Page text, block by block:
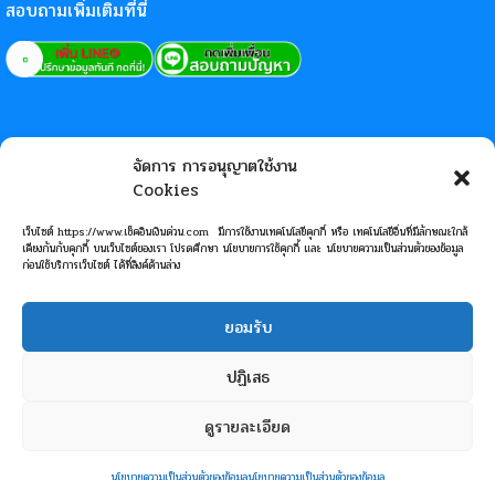
จัดการ การอนุญาตใช้งาน
Cookies
เว็บไซต์ https://www.เช็คอินเงินด่วน.com มีการใช้งานเทคโนโลยีคุกกี้ หรือ เทคโนโลยีอื่นที่มีลักษณะใกล้
เคียงกันกับคุกกี้ บนเว็บไซต์ของเรา โปรดศึกษา นโยบายการใช้คุกกี้ และ นโยบายความเป็นส่วนตัวของข้อมูล
ก่อนใช้บริการเว็บไซต์ ได้ที่ลิงค์ด้านล่าง
ยอมรับ
ปฏิเสธ
ดูรายละเอียด
สอบถามเพิ่มเติมที่นี่
© 2023 CiMF Leasing ให้บริการสินเชื่อ ศูนย์รวมไฟเเนนซ์